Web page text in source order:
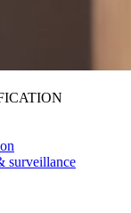
surveillance